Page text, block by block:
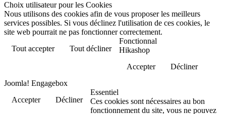
Choix utilisateur pour les Cookies
Nous utilisons des cookies afin de vous proposer les meilleurs
services possibles. Si vous déclinez l'utilisation de ces cookies, le
site web pourrait ne pas fonctionner correctement.
Tout accepter
Tout décliner
Fonctionnal
Hikashop
Accepter
Décliner
Joomla! Engagebox
Accepter
Décliner
Essentiel
Ces cookies sont nécessaires au bon
fonctionnement du site, vous ne pouvez